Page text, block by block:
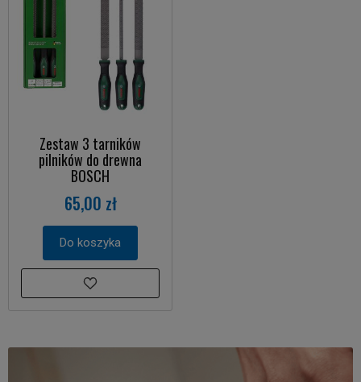
Zestaw 3 tarników
pilników do drewna
BOSCH
65,00 zł
Do koszyka